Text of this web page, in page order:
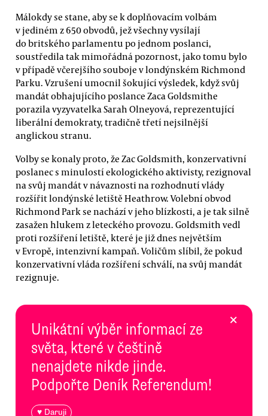
Málokdy se stane, aby se k doplňovacím volbám
v jediném z 650 obvodů, jež všechny vysílají
do britského parlamentu po jednom poslanci,
soustředila tak mimořádná pozornost, jako tomu bylo
v případě včerejšího souboje v londýnském Richmond
Parku. Vzrušení umocnil šokující výsledek, když svůj
mandát obhajujícího poslance Zaca Goldsmithe
porazila vyzyvatelka Sarah Olneyová, reprezentující
liberální demokraty, tradičně třetí nejsilnější
anglickou stranu.
Volby se konaly proto, že Zac Goldsmith, konzervativní
poslanec s minulostí ekologického aktivisty, rezignoval
na svůj mandát v návaznosti na rozhodnutí vlády
rozšířit londýnské letiště Heathrow. Volební obvod
Richmond Park se nachází v jeho blízkosti, a je tak silně
zasažen hlukem z leteckého provozu. Goldsmith vedl
proti rozšíření letiště, které je již dnes největším
v Evropě, intenzivní kampaň. Voličům slíbil, že pokud
konzervativní vláda rozšíření schválí, na svůj mandát
rezignuje.
Unikátní výběr informací ze
světa, které v češtině
nenajdete nikde jinde.
Podpořte Deník Referendum!
♥ Daruji
×